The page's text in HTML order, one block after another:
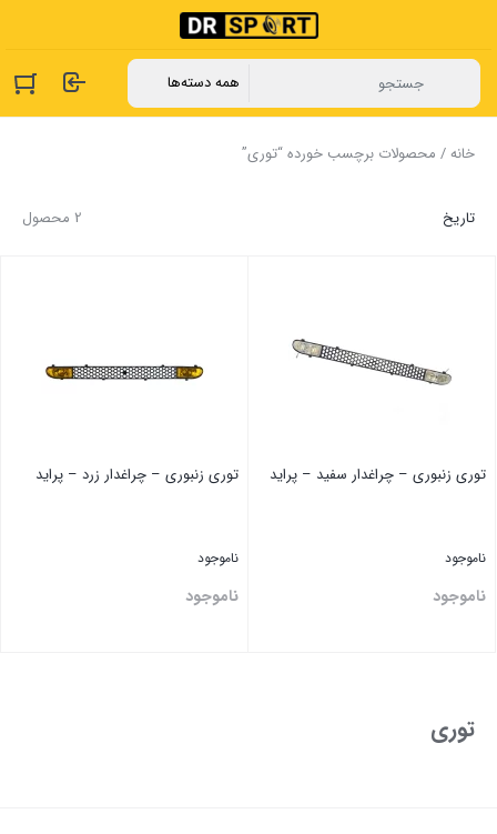
خانه/ محصولات برچسب خورده “توری”
2 محصول تاریخ
توری زنبوری – چراغدار سفید – پراید
ناموجود
ناموجود
توری زنبوری – چراغدار زرد – پراید
ناموجود
ناموجود
توری